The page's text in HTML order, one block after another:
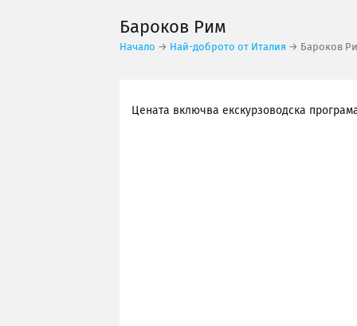
Бароков Рим
Начало → Най-доброто от Италия → Бароков
Цената включва екскурзоводска